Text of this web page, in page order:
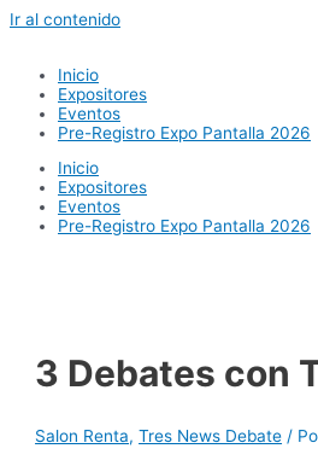
Ir al contenido
Inicio
Expositores
Eventos
Pre-Registro Expo Pantalla 2026
Inicio
Expositores
Eventos
Pre-Registro Expo Pantalla 2026
3 Debates con
Salon Renta,Tres News Debate /